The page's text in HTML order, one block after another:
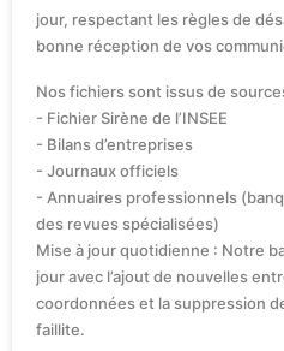
jour, respectant les règles de
bonne réception de vos
Nos fichiers sont issus de
- Fichier Sirène de l’INSEE
- Bilans d’entreprises
- Journaux officiels
- Annuaires professionnels
des revues spécialisées)
Mise à jour quotidienne : Notre
jour avec l’ajout de nouvelles
coordonnées et la suppression
faillite.